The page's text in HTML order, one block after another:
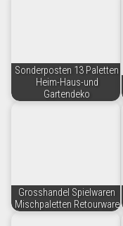
Sonderposten 13 Paletten
Heim-Haus-und
Gartendeko
Grosshandel Spielwaren
Mischpaletten Retourware